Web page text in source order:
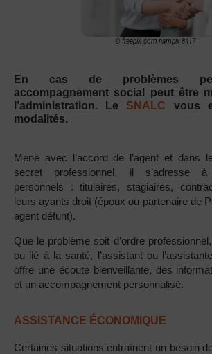
© freepik.com nampix 8417
En cas de problèmes
accompagnement social peut être
l’administration. Le SNALC vous
modalités.
Mené avec l’accord de l’agent et dans
secret professionnel, il s’adresse à
personnels : titulaires, stagiaires,
leurs ayants droit (époux ou partenaire de
agent défunt).
Que le problème soit d’ordre
ou lié à la santé, l’assistant ou
offre une écoute bienveillante, des
et un accompagnement personnalisé.
ASSISTANCE ÉCONOMIQUE
Certaines situations entraînent un besoin